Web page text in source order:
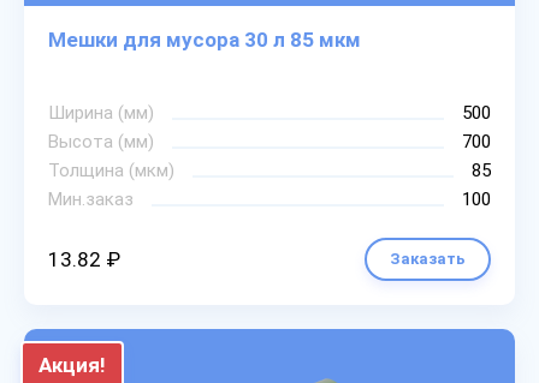
Мешки для мусора 30 л 85 мкм
Ширина (мм)
500
Высота (мм)
700
Толщина (мкм)
85
Мин.заказ
100
13.82 ₽ Заказать
Акция!